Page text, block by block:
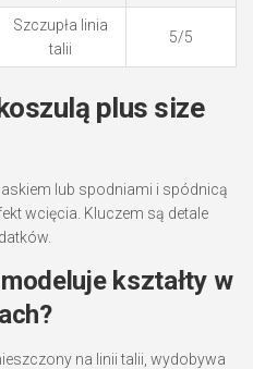
Szczupła linia
talii
5/5
plus size
lub spodniami i spódnicą
wcięcia. Kluczem są detale
kształty w
na linii talii, wydobywa